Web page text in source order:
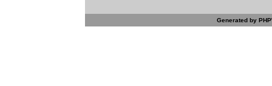
Generated by